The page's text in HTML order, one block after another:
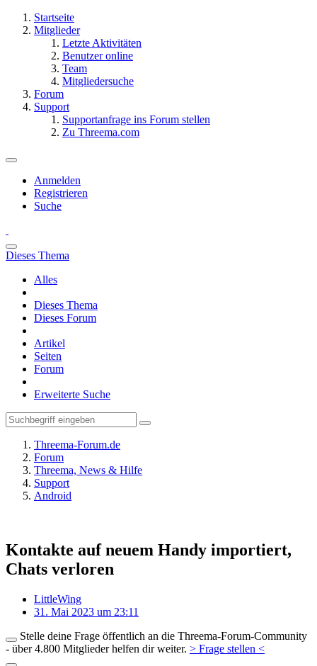
Startseite
Mitglieder
Letzte Aktivitäten
Benutzer online
Team
Mitgliedersuche
Forum
Support
Supportanfrage ins Forum stellen
Zu Threema.com
Anmelden
Registrieren
Suche
Dieses Thema
Alles
Dieses Thema
Dieses Forum
Artikel
Seiten
Forum
Erweiterte Suche
Threema-Forum.de
Forum
Threema, News & Hilfe
Support
Android
Kontakte auf neuem Handy importiert,
Chats verloren
LittleWing
31. Mai 2023 um 23:11
Stelle deine Frage öffentlich an die Threema-Forum-Community
- über 4.800 Mitglieder helfen dir weiter. > Frage stellen <